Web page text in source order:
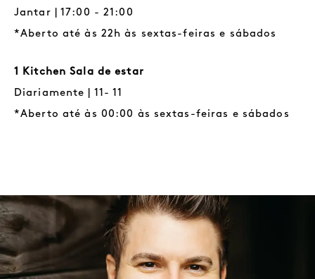
Jantar | 17:00 - 21:00
*Aberto até às 22h às sextas-feiras e sábados
1 Kitchen Sala de estar
Diariamente | 11- 11
*Aberto até às 00:00 às sextas-feiras e sábados